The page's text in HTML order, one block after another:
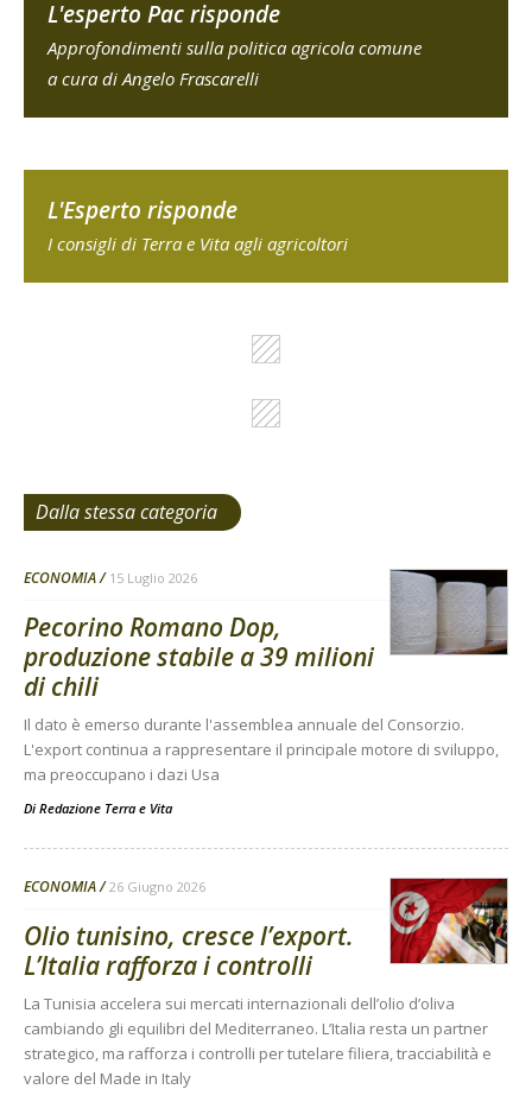
L'esperto Pac risponde
Approfondimenti sulla politica agricola comune
a cura di Angelo Frascarelli
L'Esperto risponde
I consigli di Terra e Vita agli agricoltori
Dalla stessa categoria
ECONOMIA 15 Luglio 2026
Pecorino Romano Dop,
produzione stabile a 39 milioni
di chili
Il dato è emerso durante l'assemblea annuale del Consorzio.
L'export continua a rappresentare il principale motore di sviluppo,
ma preoccupano i dazi Usa
Di Redazione Terra e Vita
ECONOMIA 26 Giugno 2026
Olio tunisino, cresce l’export.
L’Italia rafforza i controlli
La Tunisia accelera sui mercati internazionali dell’olio d’oliva
cambiando gli equilibri del Mediterraneo. L’Italia resta un partner
strategico, ma rafforza i controlli per tutelare filiera, tracciabilità e
valore del Made in Italy